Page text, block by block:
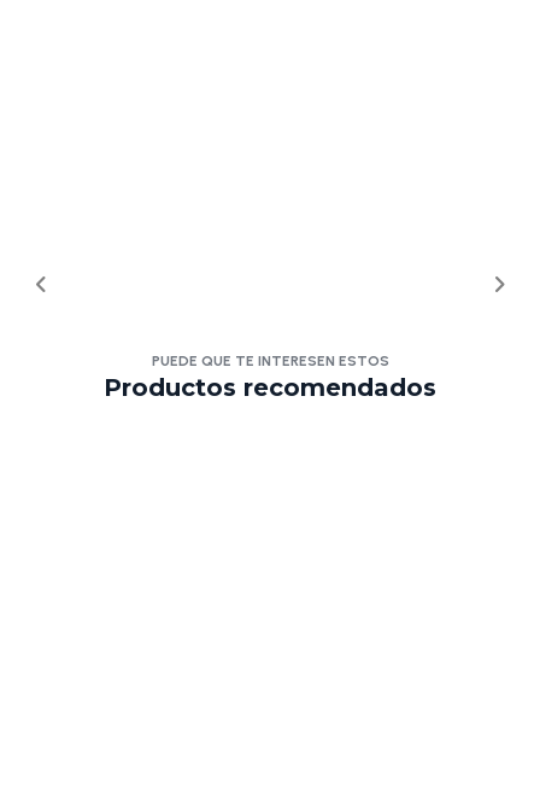
PUEDE QUE TE INTERESEN ESTOS
Productos recomendados